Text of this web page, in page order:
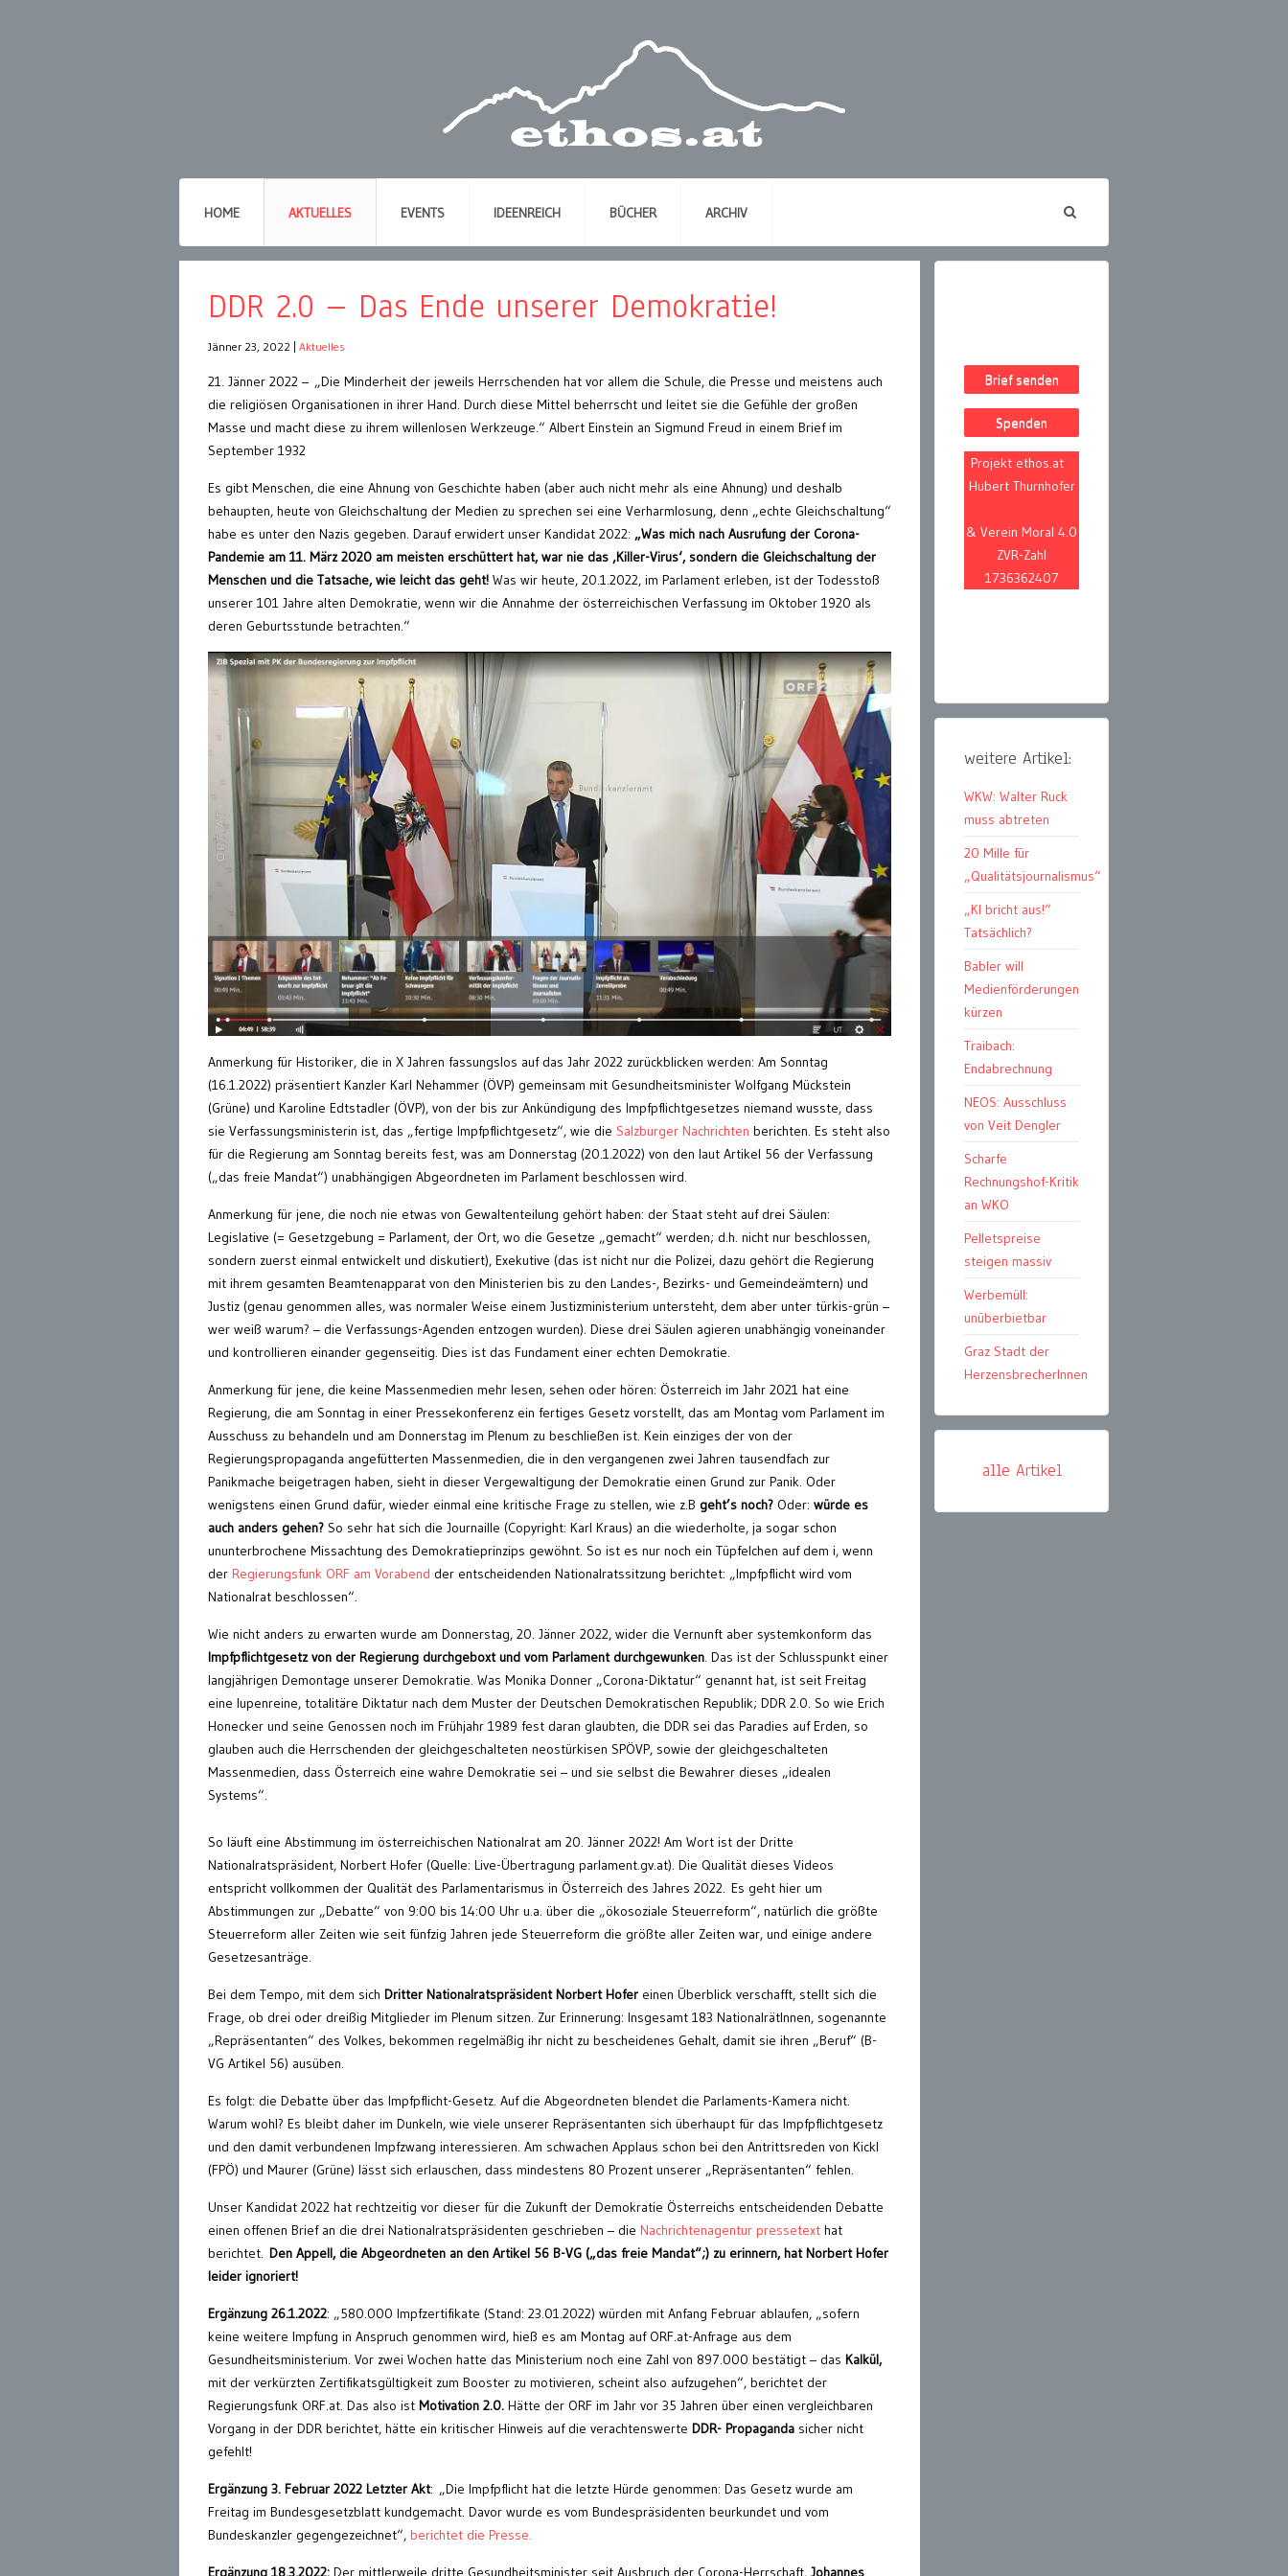
HOME AKTUELLES EVENTS IDEENREICH BÜCHER ARCHIV
DDR 2.0 – Das Ende unserer Demokratie!
Jänner 23, 2022 Aktuelles
21. Jänner 2022 – „Die Minderheit der jeweils Herrschenden hat vor allem die Schule, die Presse und meistens auch
die religiösen Organisationen in ihrer Hand. Durch diese Mittel beherrscht und leitet sie die Gefühle der großen
Masse und macht diese zu ihrem willenlosen Werkzeuge.“ Albert Einstein an Sigmund Freud in einem Brief im
September 1932
Es gibt Menschen, die eine Ahnung von Geschichte haben (aber auch nicht mehr als eine Ahnung) und deshalb
behaupten, heute von Gleichschaltung der Medien zu sprechen sei eine Verharmlosung, denn „echte Gleichschaltung“
habe es unter den Nazis gegeben. Darauf erwidert unser Kandidat 2022: „Was mich nach Ausrufung der Corona-
Pandemie am 11. März 2020 am meisten erschüttert hat, war nie das ‚Killer-Virus‘, sondern die Gleichschaltung der
Menschen und die Tatsache, wie leicht das geht! Was wir heute, 20.1.2022, im Parlament erleben, ist der Todesstoß
unserer 101 Jahre alten Demokratie, wenn wir die Annahme der österreichischen Verfassung im Oktober 1920 als
deren Geburtsstunde betrachten.“
Anmerkung für Historiker, die in X Jahren fassungslos auf das Jahr 2022 zurückblicken werden: Am Sonntag
(16.1.2022) präsentiert Kanzler Karl Nehammer (ÖVP) gemeinsam mit Gesundheitsminister Wolfgang Mückstein
(Grüne) und Karoline Edtstadler (ÖVP), von der bis zur Ankündigung des Impfpflichtgesetzes niemand wusste, dass
sie Verfassungsministerin ist, das „fertige Impfpflichtgesetz“, wie die Salzburger Nachrichten berichten. Es steht also
für die Regierung am Sonntag bereits fest, was am Donnerstag (20.1.2022) von den laut Artikel 56 der Verfassung
(„das freie Mandat“) unabhängigen Abgeordneten im Parlament beschlossen wird.
Anmerkung für jene, die noch nie etwas von Gewaltenteilung gehört haben: der Staat steht auf drei Säulen:
Legislative (= Gesetzgebung = Parlament, der Ort, wo die Gesetze „gemacht“ werden; d.h. nicht nur beschlossen,
sondern zuerst einmal entwickelt und diskutiert), Exekutive (das ist nicht nur die Polizei, dazu gehört die Regierung
mit ihrem gesamten Beamtenapparat von den Ministerien bis zu den Landes-, Bezirks- und Gemeindeämtern) und
Justiz (genau genommen alles, was normaler Weise einem Justizministerium untersteht, dem aber unter türkis-grün –
wer weiß warum? – die Verfassungs-Agenden entzogen wurden). Diese drei Säulen agieren unabhängig voneinander
und kontrollieren einander gegenseitig. Dies ist das Fundament einer echten Demokratie.
Anmerkung für jene, die keine Massenmedien mehr lesen, sehen oder hören: Österreich im Jahr 2021 hat eine
Regierung, die am Sonntag in einer Pressekonferenz ein fertiges Gesetz vorstellt, das am Montag vom Parlament im
Ausschuss zu behandeln und am Donnerstag im Plenum zu beschließen ist. Kein einziges der von der
Regierungspropaganda angefütterten Massenmedien, die in den vergangenen zwei Jahren tausendfach zur
Panikmache beigetragen haben, sieht in dieser Vergewaltigung der Demokratie einen Grund zur Panik. Oder
wenigstens einen Grund dafür, wieder einmal eine kritische Frage zu stellen, wie z.B geht’s noch? Oder: würde es
auch anders gehen? So sehr hat sich die Journaille (Copyright: Karl Kraus) an die wiederholte, ja sogar schon
ununterbrochene Missachtung des Demokratieprinzips gewöhnt. So ist es nur noch ein Tüpfelchen auf dem i, wenn
der Regierungsfunk ORF am Vorabend der entscheidenden Nationalratssitzung berichtet: „Impfpflicht wird vom
Nationalrat beschlossen“.
Wie nicht anders zu erwarten wurde am Donnerstag, 20. Jänner 2022, wider die Vernunft aber systemkonform das
Impfpflichtgesetz von der Regierung durchgeboxt und vom Parlament durchgewunken. Das ist der Schlusspunkt einer
langjährigen Demontage unserer Demokratie. Was Monika Donner „Corona-Diktatur“ genannt hat, ist seit Freitag
eine lupenreine, totalitäre Diktatur nach dem Muster der Deutschen Demokratischen Republik; DDR 2.0. So wie Erich
Honecker und seine Genossen noch im Frühjahr 1989 fest daran glaubten, die DDR sei das Paradies auf Erden, so
glauben auch die Herrschenden der gleichgeschalteten neostürkisen SPÖVP, sowie der gleichgeschalteten
Massenmedien, dass Österreich eine wahre Demokratie sei – und sie selbst die Bewahrer dieses „idealen
Systems“.
So läuft eine Abstimmung im österreichischen Nationalrat am 20. Jänner 2022! Am Wort ist der Dritte
Nationalratspräsident, Norbert Hofer (Quelle: Live-Übertragung parlament.gv.at). Die Qualität dieses Videos
entspricht vollkommen der Qualität des Parlamentarismus in Österreich des Jahres 2022. Es geht hier um
Abstimmungen zur „Debatte“ von 9:00 bis 14:00 Uhr u.a. über die „ökosoziale Steuerreform“, natürlich die größte
Steuerreform aller Zeiten wie seit fünfzig Jahren jede Steuerreform die größte aller Zeiten war, und einige andere
Gesetzesanträge.
Bei dem Tempo, mit dem sich Dritter Nationalratspräsident Norbert Hofer einen Überblick verschafft, stellt sich die
Frage, ob drei oder dreißig Mitglieder im Plenum sitzen. Zur Erinnerung: Insgesamt 183 NationalrätInnen, sogenannte
„Repräsentanten“ des Volkes, bekommen regelmäßig ihr nicht zu bescheidenes Gehalt, damit sie ihren „Beruf“ (B-
VG Artikel 56) ausüben.
Es folgt: die Debatte über das Impfpflicht-Gesetz. Auf die Abgeordneten blendet die Parlaments-Kamera nicht.
Warum wohl? Es bleibt daher im Dunkeln, wie viele unserer Repräsentanten sich überhaupt für das Impfpflichtgesetz
und den damit verbundenen Impfzwang interessieren. Am schwachen Applaus schon bei den Antrittsreden von Kickl
(FPÖ) und Maurer (Grüne) lässt sich erlauschen, dass mindestens 80 Prozent unserer „Repräsentanten“ fehlen.
Unser Kandidat 2022 hat rechtzeitig vor dieser für die Zukunft der Demokratie Österreichs entscheidenden Debatte
einen offenen Brief an die drei Nationalratspräsidenten geschrieben – die Nachrichtenagentur pressetext hat
berichtet. Den Appell, die Abgeordneten an den Artikel 56 B-VG („das freie Mandat“;) zu erinnern, hat Norbert Hofer
leider ignoriert!
Ergänzung 26.1.2022: „580.000 Impfzertifikate (Stand: 23.01.2022) würden mit Anfang Februar ablaufen, „sofern
keine weitere Impfung in Anspruch genommen wird, hieß es am Montag auf ORF.at-Anfrage aus dem
Gesundheitsministerium. Vor zwei Wochen hatte das Ministerium noch eine Zahl von 897.000 bestätigt – das Kalkül,
mit der verkürzten Zertifikatsgültigkeit zum Booster zu motivieren, scheint also aufzugehen“, berichtet der
Regierungsfunk ORF.at. Das also ist Motivation 2.0. Hätte der ORF im Jahr vor 35 Jahren über einen vergleichbaren
Vorgang in der DDR berichtet, hätte ein kritischer Hinweis auf die verachtenswerte DDR- Propaganda sicher nicht
gefehlt!
Ergänzung 3. Februar 2022 Letzter Akt: „Die Impfpflicht hat die letzte Hürde genommen: Das Gesetz wurde am
Freitag im Bundesgesetzblatt kundgemacht. Davor wurde es vom Bundespräsidenten beurkundet und vom
Bundeskanzler gegengezeichnet“, berichtet die Presse.
Ergänzung 18.3.2022: Der mittlerweile dritte Gesundheitsminister seit Ausbruch der Corona-Herrschaft, Johannes
Brief senden
Spenden
Projekt ethos.at
Hubert Thurnhofer
& Verein Moral 4.0
ZVR-Zahl
1736362407
weitere Artikel:
WKW: Walter Ruck
muss abtreten
20 Mille für
„Qualitätsjournalismus“
„KI bricht aus!“
Tatsächlich?
Babler will
Medienförderungen
kürzen
Traibach:
Endabrechnung
NEOS: Ausschluss
von Veit Dengler
Scharfe
Rechnungshof-Kritik
an WKO
Pelletspreise
steigen massiv
Werbemüll:
unüberbietbar
Graz Stadt der
HerzensbrecherInnen
alle Artikel